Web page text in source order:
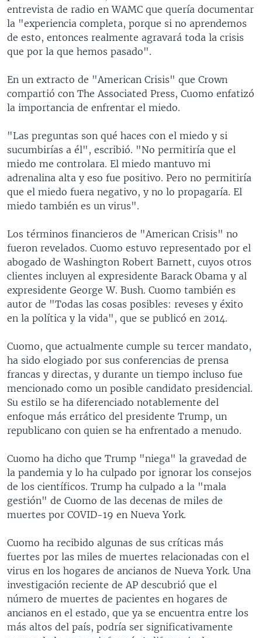
entrevista de radio en WAMC que quería documentar
la "experiencia completa, porque si no aprendemos
de esto, entonces realmente agravará toda la crisis
que por la que hemos pasado".
En un extracto de "American Crisis" que Crown
compartió con The Associated Press, Cuomo enfatizó
la importancia de enfrentar el miedo.
"Las preguntas son qué haces con el miedo y si
sucumbirías a él", escribió. "No permitiría que el
miedo me controlara. El miedo mantuvo mi
adrenalina alta y eso fue positivo. Pero no permitiría
que el miedo fuera negativo, y no lo propagaría. El
miedo también es un virus".
Los términos financieros de "American Crisis" no
fueron revelados. Cuomo estuvo representado por el
abogado de Washington Robert Barnett, cuyos otros
clientes incluyen al expresidente Barack Obama y al
expresidente George W. Bush. Cuomo también es
autor de "Todas las cosas posibles: reveses y éxito
en la política y la vida", que se publicó en 2014.
Cuomo, que actualmente cumple su tercer mandato,
ha sido elogiado por sus conferencias de prensa
francas y directas, y durante un tiempo incluso fue
mencionado como un posible candidato presidencial.
Su estilo se ha diferenciado notablemente del
enfoque más errático del presidente Trump, un
republicano con quien se ha enfrentado a menudo.
Cuomo ha dicho que Trump "niega" la gravedad de
la pandemia y lo ha culpado por ignorar los consejos
de los científicos. Trump ha culpado a la "mala
gestión" de Cuomo de las decenas de miles de
muertes por COVID-19 en Nueva York.
Cuomo ha recibido algunas de sus críticas más
fuertes por las miles de muertes relacionadas con el
virus en los hogares de ancianos de Nueva York. Una
investigación reciente de AP descubrió que el
número de muertes de pacientes en hogares de
ancianos en el estado, que ya se encuentra entre los
más altos del país, podría ser significativamente